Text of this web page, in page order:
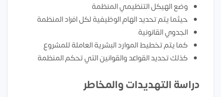
وضع الهيكل التنظيمي المنظمة
حيثما يتم تحديد الهام الوظيفية لكل افراد المنظمة
الجدوي القانونية
كما يتم تخطيط الموارد البشرية العاملة للمشروع
كذلك تحديد القواعد والقوانين التي تحكم المنظمة
دراسة التهديدات والمخاطر